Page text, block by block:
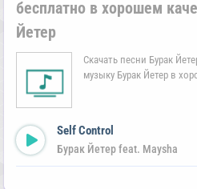
бесплатно в хорошем
Йетер
Скачать песни Бурак
музыку Бурак Йетер в
Self Control
Бурак Йетер feat. Maysha